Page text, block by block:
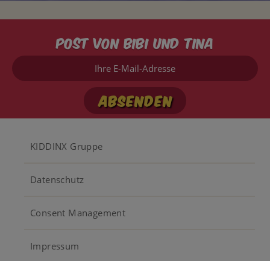
Post von Bibi und Tina
Ihre
Mail-
Footer
KIDDINX Gruppe
Datenschutz
Consent Management
Impressum